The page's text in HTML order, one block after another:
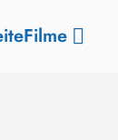
Filme